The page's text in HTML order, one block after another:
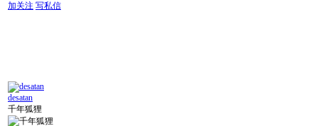
加关注 写私信
desatan
千年狐狸